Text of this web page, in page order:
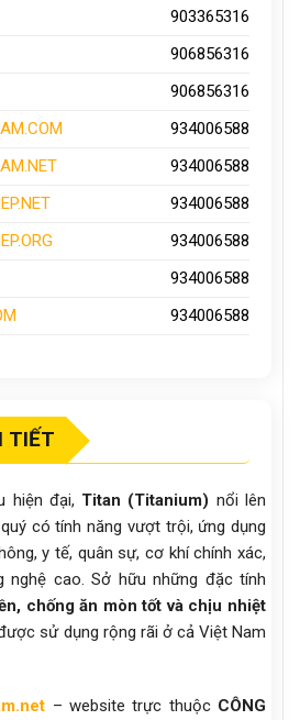
903365316
906856316
906856316
934006588
934006588
934006588
934006588
934006588
934006588
TIẾT
hiện đại, Titan (Titanium) nổi lên
có tính năng vượt trội, ứng dụng
y tế, quân sự, cơ khí chính xác,
nghệ cao. Sở hữu những đặc tính
chống ăn mòn tốt và chịu nhiệt
sử dụng rộng rãi ở cả Việt Nam
– website trực thuộc CÔNG